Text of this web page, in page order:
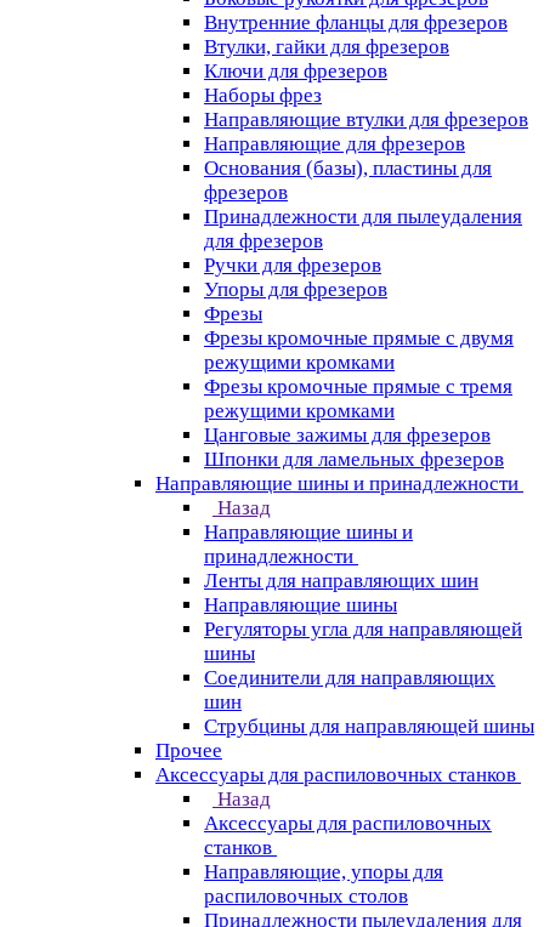
Внутренние фланцы для фрезеров
Втулки, гайки для фрезеров
Ключи для фрезеров
Наборы фрез
Направляющие втулки для фрезеров
Направляющие для фрезеров
Основания (базы), пластины для
фрезеров
Принадлежности для пылеудаления
для фрезеров
Ручки для фрезеров
Упоры для фрезеров
Фрезы
Фрезы кромочные прямые с двумя
режущими кромками
Фрезы кромочные прямые с тремя
режущими кромками
Цанговые зажимы для фрезеров
Шпонки для ламельных фрезеров
Направляющие шины и принадлежности
Назад
Направляющие шины и
принадлежности
Ленты для направляющих шин
Направляющие шины
Регуляторы угла для направляющей
шины
Соединители для направляющих
шин
Струбцины для направляющей шины
Прочее
Аксессуары для распиловочных станков
Назад
Аксессуары для распиловочных
станков
Направляющие, упоры для
распиловочных столов
Принадлежности пылеудаления для